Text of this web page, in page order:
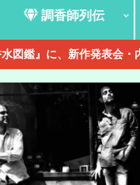
調香師列伝
水図鑑』に、新作発表会